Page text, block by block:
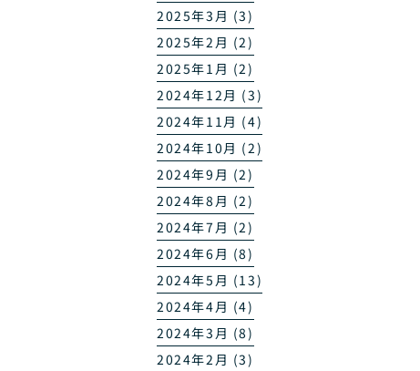
2025年3月 (3)
2025年2月 (2)
2025年1月 (2)
2024年12月 (3)
2024年11月 (4)
2024年10月 (2)
2024年9月 (2)
2024年8月 (2)
2024年7月 (2)
2024年6月 (8)
2024年5月 (13)
2024年4月 (4)
2024年3月 (8)
2024年2月 (3)